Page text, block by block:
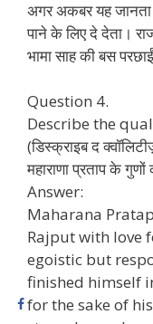
अगर अकबर यह जानता
पाने के लिए दे देता।
भामा साह की बस
Question 4.
Describe the
(डिस्क्राइब द
महाराणा प्रताप के
Answer:
Maharana
Rajput with love
egoistic but
finished himself
for the sake of